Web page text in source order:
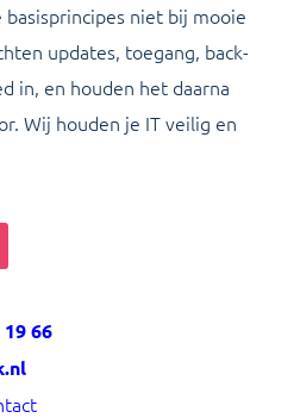
basisprincipes niet bij mooie
updates, toegang, back-
in, en houden het daarna
Wij houden je IT veilig en
66